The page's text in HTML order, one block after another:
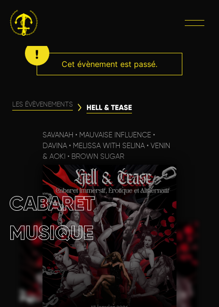
Cet évènement est passé.
LES ÉVÈVENEMENTS HELL & TEASE
SAVANAH • MAUVAISE INFLUENCE •
DAVINA • MELISSA WITH SELINA • VENIN
& AOKI • BROWN SUGAR
CABARET
MUSIQUE